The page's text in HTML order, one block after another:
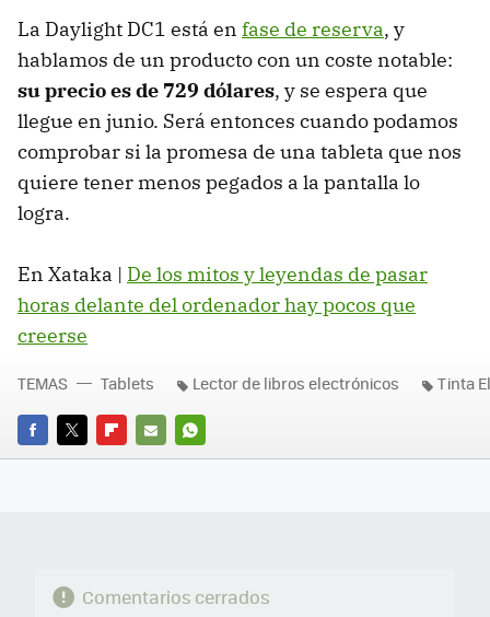
La Daylight DC1 está en fase de reserva, y
hablamos de un producto con un coste notable:
su precio es de 729 dólares, y se espera que
llegue en junio. Será entonces cuando podamos
comprobar si la promesa de una tableta que nos
quiere tener menos pegados a la pantalla lo
logra.
En Xataka | De los mitos y leyendas de pasar
horas delante del ordenador hay pocos que
creerse
FACEBOOK
TWITTERFLIPBOARD
E-
WHATSAPP
TEMAS Tablets Lector de libros electrónicos Tinta
Comentarios cerrados